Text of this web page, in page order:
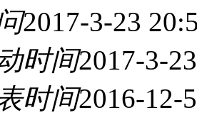
2017-3-23
时间2017-3-
时间2016-12-